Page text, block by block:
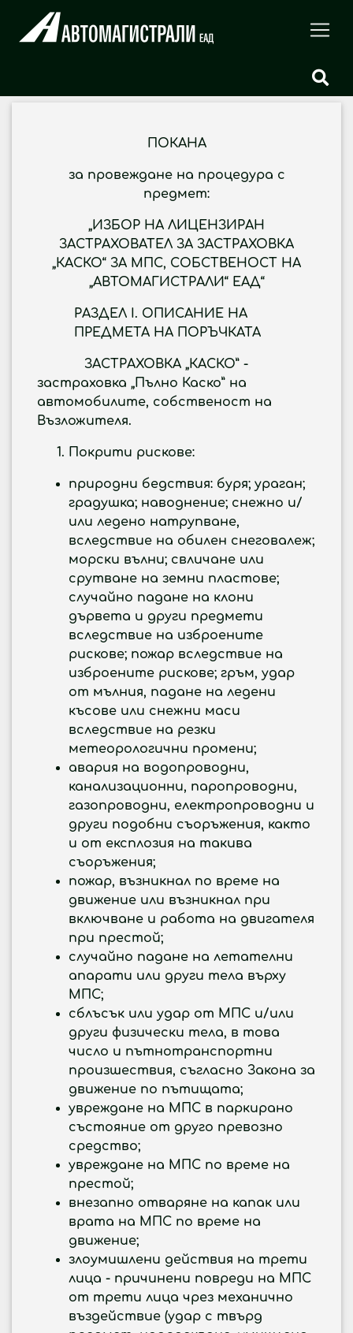
ПОКАНА
за провеждане на процедура с
предмет:
„ИЗБОР НА ЛИЦЕНЗИРАН
ЗАСТРАХОВАТЕЛ ЗА ЗАСТРАХОВКА
„КАСКО“ ЗА МПС, СОБСТВЕНОСТ НА
„АВТОМАГИСТРАЛИ“ ЕАД“
РАЗДЕЛ I. ОПИСАНИЕ НА
ПРЕДМЕТА НА ПОРЪЧКАТА
ЗАСТРАХОВКА „КАСКО” -
застраховка „Пълно Каско” на
автомобилите, собственост на
Възложителя.
Покрити рискове:
природни бедствия: буря; ураган;
градушка; наводнение; снежно и/
или ледено натрупване,
вследствие на обилен снеговалеж;
морски вълни; свличане или
срутване на земни пластове;
случайно падане на клони
дървета и други предмети
вследствие на изброените
рискове; пожар вследствие на
изброените рискове; гръм, удар
от мълния, падане на ледени
късове или снежни маси
вследствие на резки
метеорологични промени;
авария на водопроводни,
канализационни, паропроводни,
газопроводни, електропроводни и
други подобни съоръжения, както
и от експлозия на такива
съоръжения;
пожар, възникнал по време на
движение или възникнал при
включване и работа на двигателя
при престой;
случайно падане на летателни
апарати или други тела върху
МПС;
сблъсък или удар от МПС и/или
други физически тела, в това
число и пътно­транспортни
произшествия, съгласно Закона за
движение по пътищата;
увреждане на МПС в паркирано
състояние от друго превозно
средство;
увреждане на МПС по време на
престой;
внезапно отваряне на капак или
врата на МПС по време на
движение;
злоумишлени действия на трети
лица - причинени повреди на МПС
от трети лица чрез механично
въздействие (удар с твърд